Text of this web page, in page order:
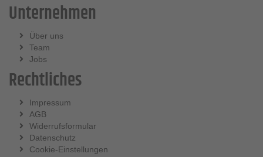
Unternehmen
Über uns
Team
Jobs
Rechtliches
Impressum
AGB
Widerrufsformular
Datenschutz
Cookie-Einstellungen